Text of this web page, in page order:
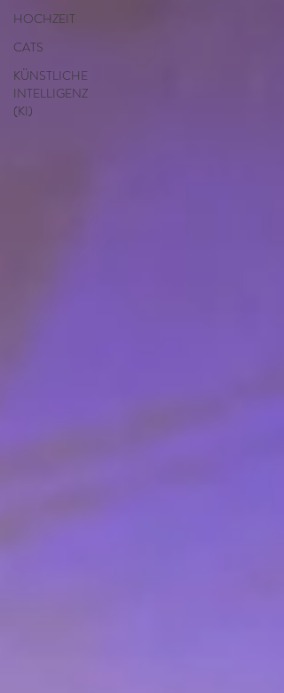
HOCHZEIT
CATS
KÜNSTLICHE
INTELLIGENZ
(KI)